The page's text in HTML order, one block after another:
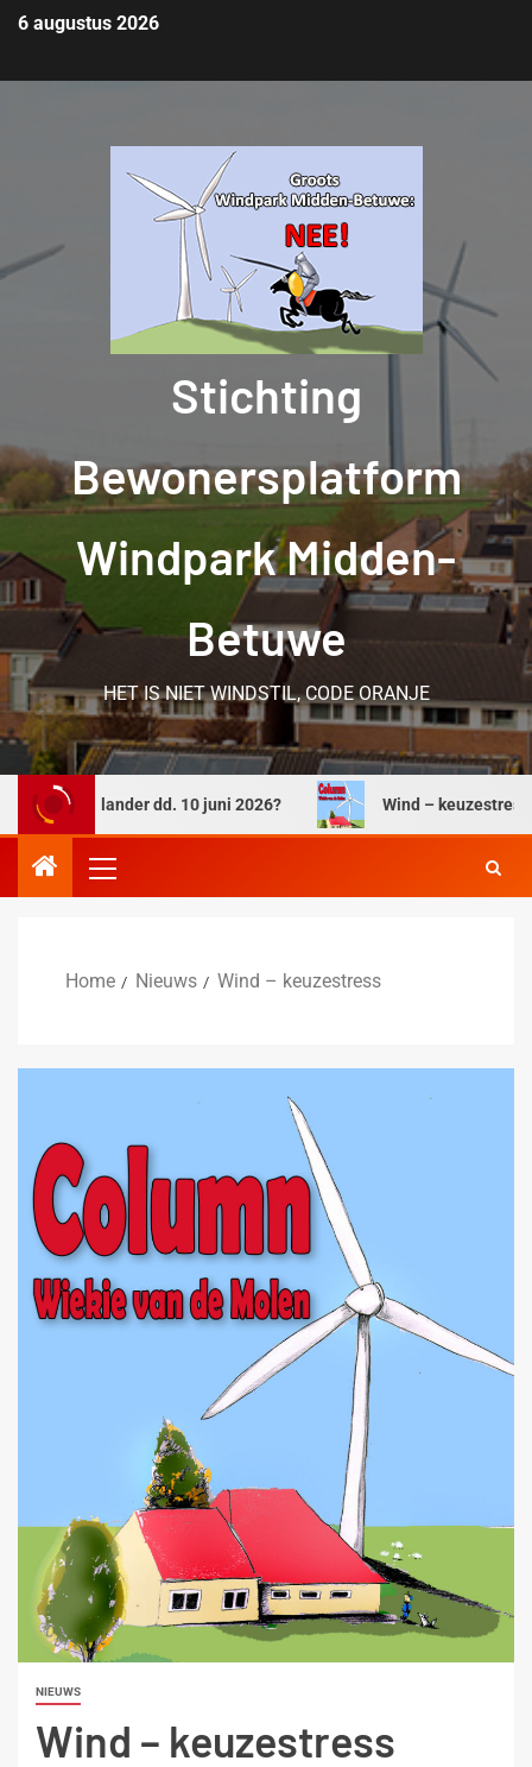
6 augustus 2026
Stichting
Bewonersplatform
Windpark Midden-
Betuwe
HET IS NIET WINDSTIL, CODE ORANJE
dd. 10 juni 2026? Wind – keuzestress
Home Nieuws Wind – keuzestress
NIEUWS
Wind – keuzestress